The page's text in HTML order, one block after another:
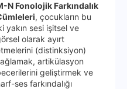
N Fonolojik Farkındalık
, çocukların bu
yakın sesi işitsel ve
olarak ayırt
(distinksiyon)
artikülasyon
geliştirmek ve
ses farkındalığı